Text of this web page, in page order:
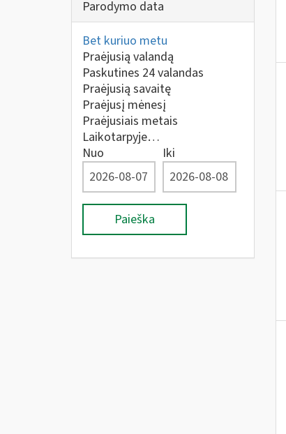
Parodymo data
Bet kuriuo metu
Praėjusią valandą
Paskutines 24 valandas
Praėjusią savaitę
Praėjusį mėnesį
Praėjusiais metais
Laikotarpyje…
Nuo
Iki
Paieška